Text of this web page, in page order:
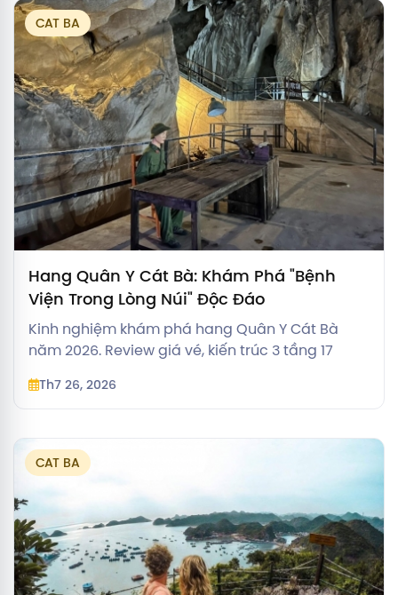
CAT BA
Hang Quân Y Cát Bà: Khám Phá "Bệnh
Viện Trong Lòng Núi" Độc Đáo
Kinh nghiệm khám phá hang Quân Y Cát Bà
năm 2026. Review giá vé, kiến trúc 3 tầng 17
gia đình
Th7 26, 2026
CAT BA